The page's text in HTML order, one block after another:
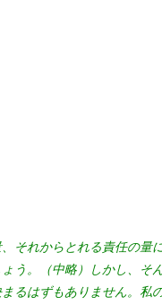
それからとれる責任の量
う。（中略）しかし、そ
るはずもありません。私